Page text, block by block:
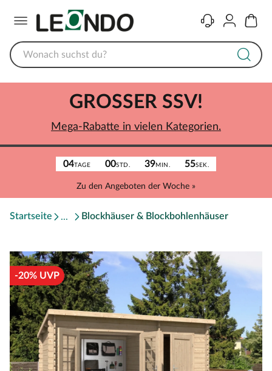
KontaktKonto
04TAGE 00STD. 39MIN. 55SEK.
Zu den Angeboten der Woche »
GROSSER SSV!
Mega-Rabatte in vielen Kategorien.
Startseite Blockhäuser & Blockbohlenhäuser
-20% UVP